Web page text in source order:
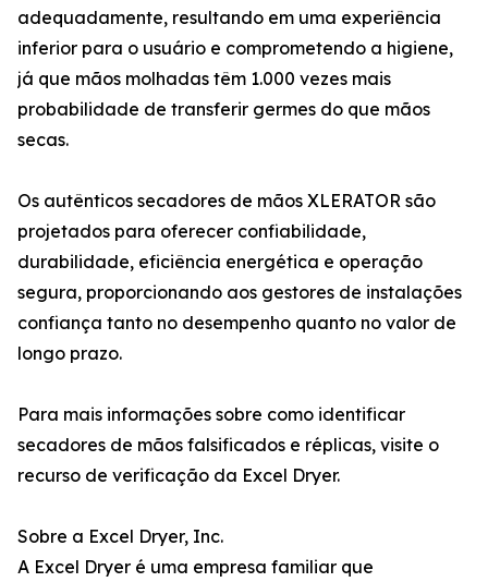
adequadamente, resultando em uma experiência
inferior para o usuário e comprometendo a higiene,
já que mãos molhadas têm 1.000 vezes mais
probabilidade de transferir germes do que mãos
secas.
Os autênticos secadores de mãos XLERATOR são
projetados para oferecer confiabilidade,
durabilidade, eficiência energética e operação
segura, proporcionando aos gestores de instalações
confiança tanto no desempenho quanto no valor de
longo prazo.
Para mais informações sobre como identificar
secadores de mãos falsificados e réplicas, visite o
recurso de verificação da Excel Dryer.
Sobre a Excel Dryer, Inc.
A Excel Dryer é uma empresa familiar que